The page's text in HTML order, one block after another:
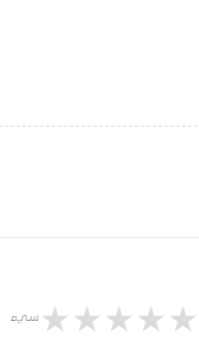
سيء ★★★★★